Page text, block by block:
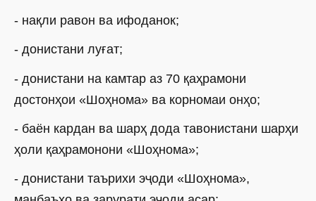
- нақли равон ва ифоданок;
- донистани луғат;
- донистани на камтар аз 70 қаҳрамони
достонҳои «Шоҳнома» ва корномаи онҳо;
- баён кардан ва шарҳ дода тавонистани шарҳи
ҳоли қаҳрамонони «Шоҳнома»;
- донистани таърихи эҷоди «Шоҳнома»,